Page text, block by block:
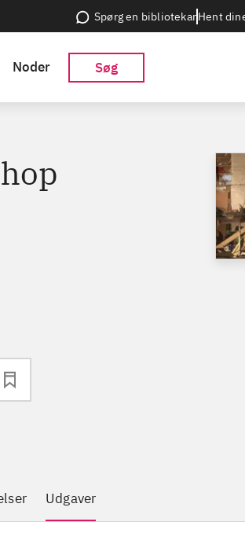
Spørg en bibliotekarHent
Noder Søg
Udgaver